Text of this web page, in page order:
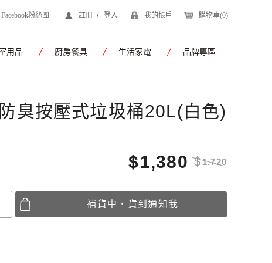
Facebook粉絲團 註冊 / 登入 我的帳戶 購物車(0)
用品 廚房餐具 生活家電 品牌專區
臭按壓式垃圾桶20L(白色)
$1,380 $1,720
補貨中，貨到通知我